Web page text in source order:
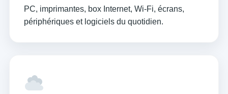
PC, imprimantes, box Internet, Wi-Fi, écrans,
périphériques et logiciels du quotidien.